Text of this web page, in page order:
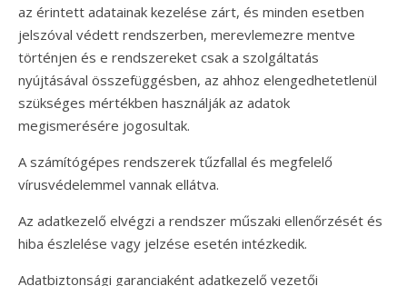
az érintett adatainak kezelése zárt, és minden esetben
jelszóval védett rendszerben, merevlemezre mentve
történjen és e rendszereket csak a szolgáltatás
nyújtásával összefüggésben, az ahhoz elengedhetetlenül
szükséges mértékben használják az adatok
megismerésére jogosultak.
A számítógépes rendszerek tűzfallal és megfelelő
vírusvédelemmel vannak ellátva.
Az adatkezelő elvégzi a rendszer műszaki ellenőrzését és
hiba észlelése vagy jelzése esetén intézkedik.
Adatbiztonsági garanciaként adatkezelő vezetői